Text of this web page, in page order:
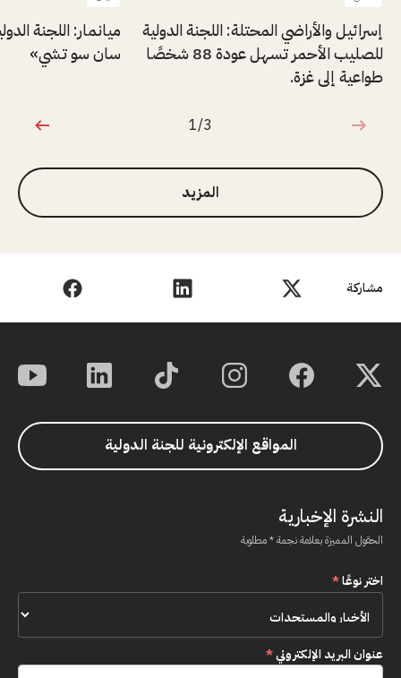
مشاركة
إسرائيل والأراضي المحتلة: اللجنة الدولية
للصليب الأحمر تسهل عودة 88 شخصًا
طواعية إلى غزة.
ميانمار: اللجنة
سان سو تشي»
1 من 3
1/3
المزيد
المواقع الإلكترونية للجنة الدولية
النشرة الإخبارية
الحقول المميزة بعلامة نجمة * مطلوبة
اختر نوعًا*
عنوان البريد الإلكتروني*